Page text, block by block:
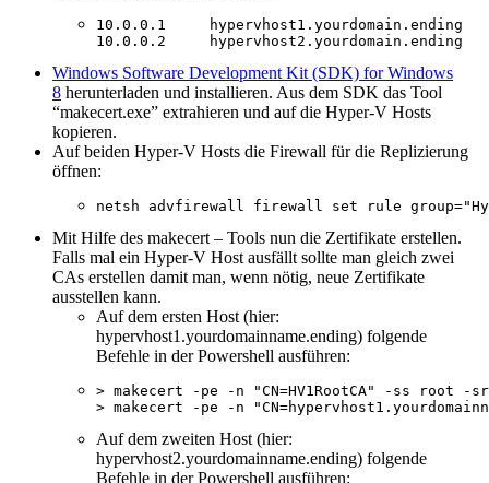
10.0.0.1     hypervhost1.yourdomain.ending
10.0.0.2     hypervhost2.yourdomain.ending
Windows Software Development Kit (SDK) for Windows
8 herunterladen und installieren. Aus dem SDK das Tool
“makecert.exe” extrahieren und auf die Hyper-V Hosts
kopieren.
Auf beiden Hyper-V Hosts die Firewall für die Replizierung
öffnen:
netsh advfirewall firewall set rule
Mit Hilfe des makecert – Tools nun die Zertifikate erstellen.
Falls mal ein Hyper-V Host ausfällt sollte man gleich zwei
CAs erstellen damit man, wenn nötig, neue Zertifikate
ausstellen kann.
Auf dem ersten Host (hier:
hypervhost1.yourdomainname.ending) folgende
Befehle in der Powershell ausführen:
> makecert -pe -n "CN=HV1RootCA" -ss root -
> makecert -pe -n
Auf dem zweiten Host (hier:
hypervhost2.yourdomainname.ending) folgende
Befehle in der Powershell ausführen: